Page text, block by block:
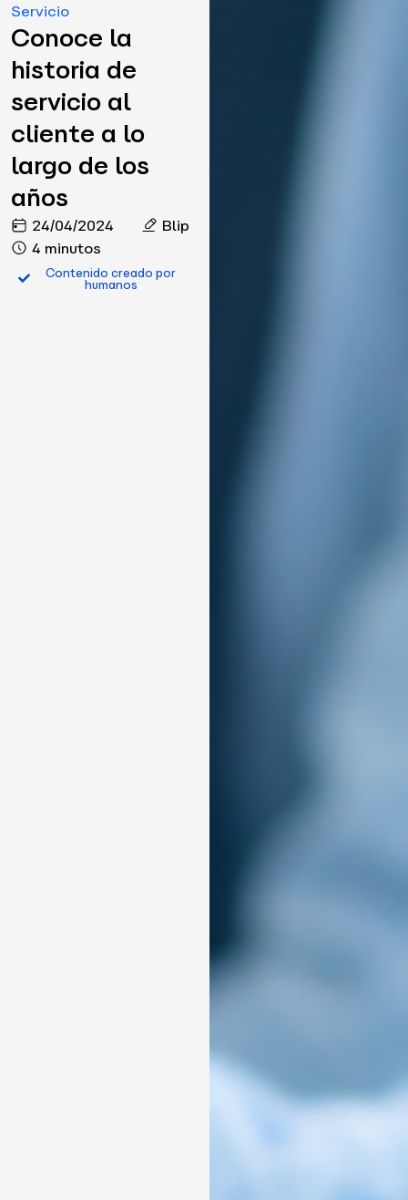
Servicio
Conoce la
historia de
servicio al
cliente a lo
largo de los
años
24/04/2024
Blip
4 minutos
Contenido creado por
humanos